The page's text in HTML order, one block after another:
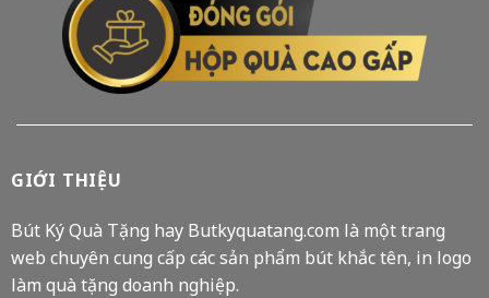
GIỚI THIỆU
Bút Ký Quà Tặng hay Butkyquatang.com là một trang
web chuyên cung cấp các sản phẩm bút khắc tên, in logo
làm quà tặng doanh nghiệp.